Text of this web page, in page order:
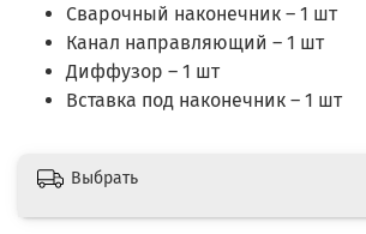
Сварочный наконечник – 1 шт
Канал направляющий – 1 шт
Диффузор – 1 шт
Вставка под наконечник – 1 шт
Выбрать